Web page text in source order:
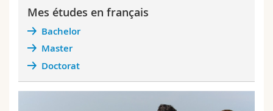
Mes études en français
Bachelor
Master
Doctorat